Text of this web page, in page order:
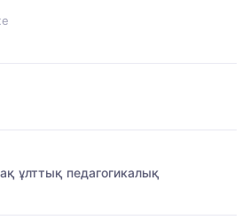
ұлттық педагогикалық